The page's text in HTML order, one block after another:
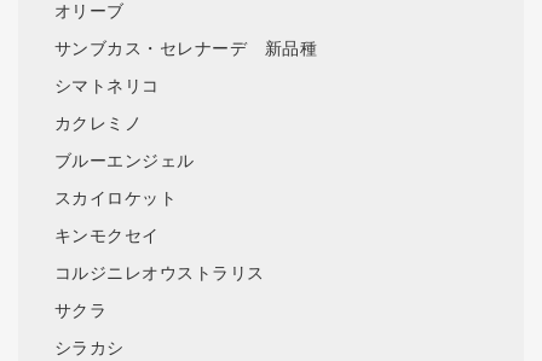
オリーブ
サンブカス・セレナーデ 新品種
シマトネリコ
カクレミノ
ブルーエンジェル
スカイロケット
キンモクセイ
コルジニレオウストラリス
サクラ
シラカシ